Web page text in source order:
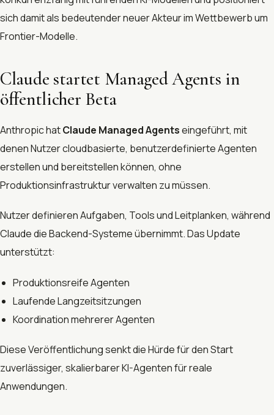
sich damit als bedeutender neuer Akteur im Wettbewerb um
Frontier-Modelle.
Claude startet Managed Agents in
öffentlicher Beta
Anthropic hatClaude Managed Agentseingeführt, mit
denen Nutzer cloudbasierte, benutzerdefinierte Agenten
erstellen und bereitstellen können, ohne
Produktionsinfrastruktur verwalten zu müssen.
Nutzer definieren Aufgaben, Tools und Leitplanken, während
Claude die Backend-Systeme übernimmt. Das Update
unterstützt:
Produktionsreife Agenten
Laufende Langzeitsitzungen
Koordination mehrerer Agenten
Diese Veröffentlichung senkt die Hürde für den Start
zuverlässiger, skalierbarer KI-Agenten für reale
Anwendungen.